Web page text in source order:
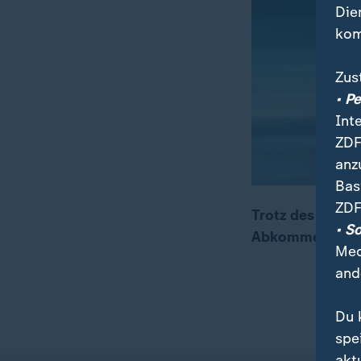
00:20 01:47
Trotz des
Abkommen zur
•
•
Du